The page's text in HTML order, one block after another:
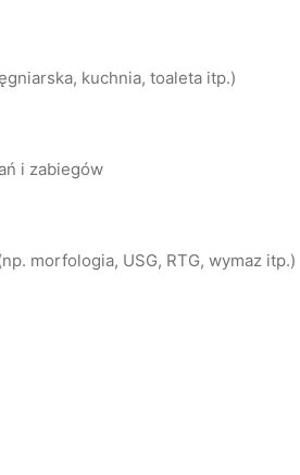
kuchnia, toaleta itp.)
i zabiegów
morfologia, USG, RTG, wymaz itp.)